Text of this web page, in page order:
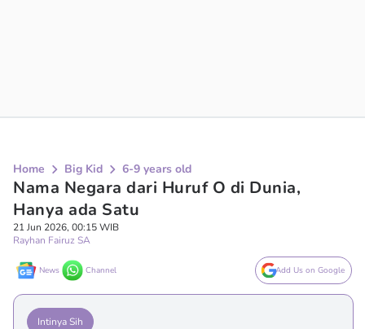
Home Big Kid 6-9 years old
Nama Negara dari Huruf O di Dunia,
Hanya ada Satu
21 Jun 2026, 00:15 WIB
Rayhan Fairuz SA
News Channel Add Us on Google
Intinya Sih